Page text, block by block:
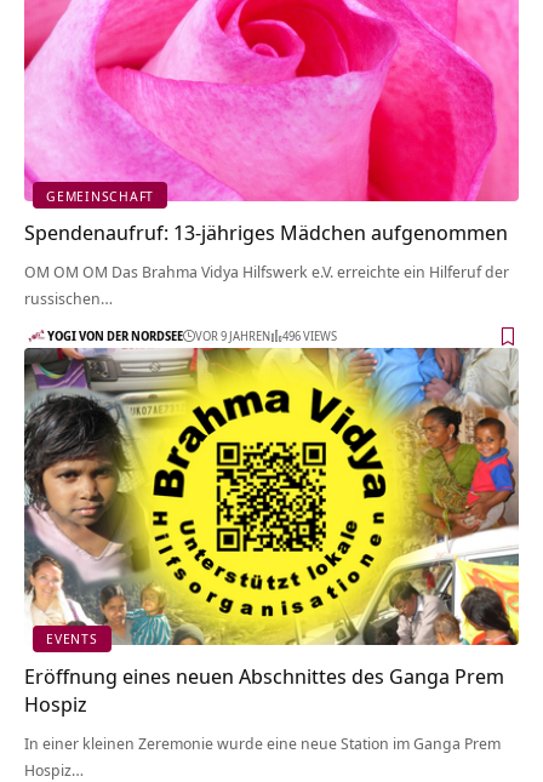
GEMEINSCHAFT
Spendenaufruf: 13-jähriges Mädchen aufgenommen
OM OM OM Das Brahma Vidya Hilfswerk e.V. erreichte ein Hilferuf der
russischen…
YOGI VON DER NORDSEE VOR 9 JAHREN 496 VIEWS
EVENTS
Eröffnung eines neuen Abschnittes des Ganga Prem
Hospiz
In einer kleinen Zeremonie wurde eine neue Station im Ganga Prem
Hospiz…